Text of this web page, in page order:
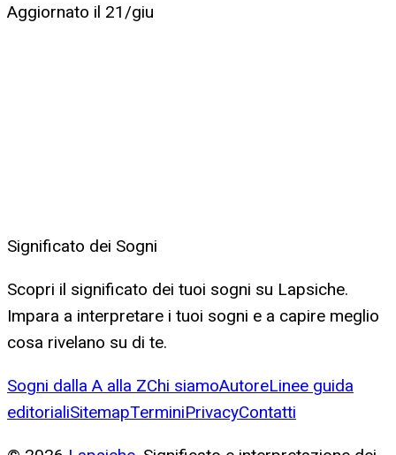
Aggiornato il 21/giu
Significato dei Sogni
Scopri il significato dei tuoi sogni su Lapsiche.
Impara a interpretare i tuoi sogni e a capire meglio
cosa rivelano su di te.
Sogni dalla A alla ZChi siamoAutoreLinee guida
editorialiSitemapTerminiPrivacyContatti